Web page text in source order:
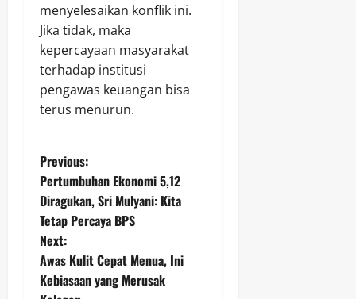
menyelesaikan konflik ini.
Jika tidak, maka
kepercayaan masyarakat
terhadap institusi
pengawas keuangan bisa
terus menurun.
P
o
s
t
Previous:
Pertumbuhan Ekonomi 5,12
Diragukan, Sri Mulyani: Kita
Tetap Percaya BPS
Next:
Awas Kulit Cepat Menua, Ini
Kebiasaan yang Merusak